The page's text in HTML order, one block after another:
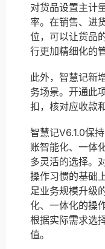
对货品设置主计
率。在销售、进
位，可以让货品
行更加精细化的管
此外，智慧记新
务场景。开通此
扣，核对应收款
智慧记V6.1.0保
账智能化、一体
多灵活的选择。
操作习惯的基础
足业务规模升级
化、一体化的操
根据实际需求选
值。